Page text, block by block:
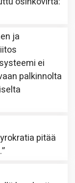
ja
ei
palkinnolta
pitää
”